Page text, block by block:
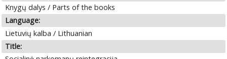
Knygų dalys / Parts of the books
Language:
Lietuvių kalba / Lithuanian
Title: